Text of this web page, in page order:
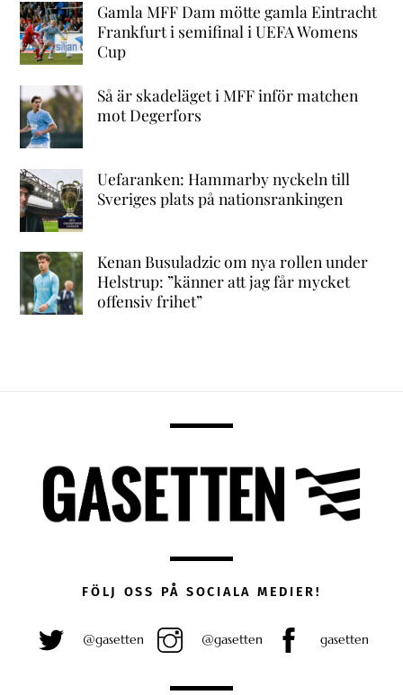
Gamla MFF Dam mötte gamla Eintracht
Frankfurt i semifinal i UEFA Womens
Cup
Så är skadeläget i MFF inför matchen
mot Degerfors
Uefaranken: Hammarby nyckeln till
Sveriges plats på nationsrankingen
Kenan Busuladzic om nya rollen under
Helstrup: ”känner att jag får mycket
offensiv frihet”
FÖLJ OSS PÅ SOCIALA MEDIER!
@gasetten @gasetten gasetten